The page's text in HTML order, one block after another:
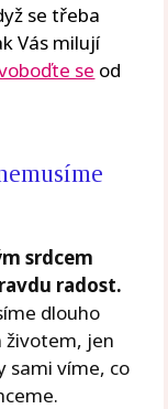
se třeba
Vás milují
se od
srdcem
radost.
dlouho
životem, jen
sami víme, co